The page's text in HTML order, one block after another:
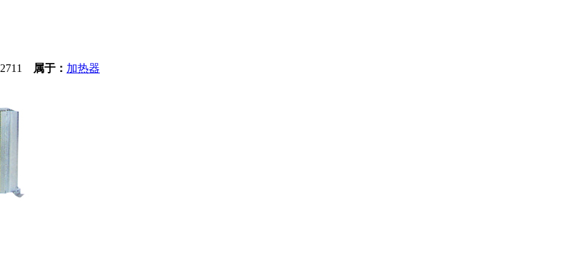
2711 属于： 加热器